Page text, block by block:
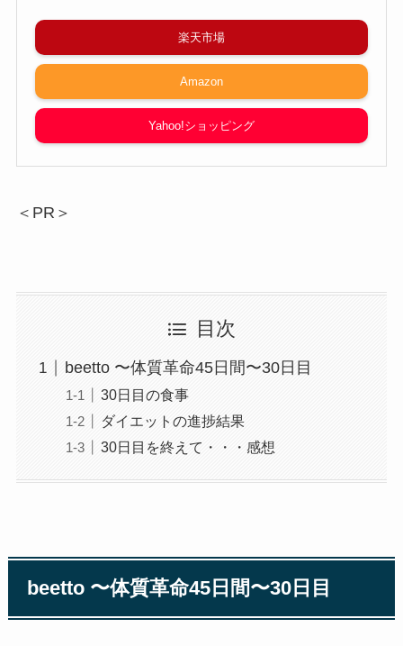
楽天市場
Amazon
Yahoo!ショッピング
＜PR＞
目次
beetto 〜体質革命45日間〜30日目
30日目の食事
ダイエットの進捗結果
30日目を終えて・・・感想
beetto 〜体質革命45日間〜30日目